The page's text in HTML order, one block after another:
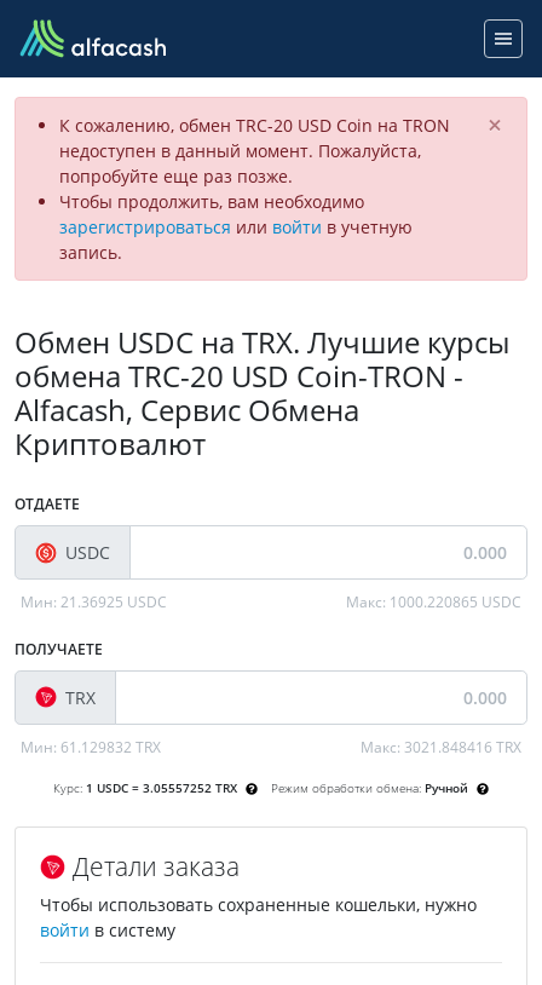
К сожалению, обмен TRC-20 USD Coin на TRON
недоступен в данный момент. Пожалуйста,
попробуйте еще раз позже.
Чтобы продолжить, вам необходимо
зарегистрироваться или войти в учетную
запись.
×
Обмен USDC на TRX. Лучшие курсы
обмена TRC-20 USD Coin-TRON -
Alfacash, Сервис Обмена
Криптовалют
ОТДАЕТЕ
USDC
Мин: 21.36925 USDC Макс: 1000.220865 USDC
ПОЛУЧАЕТЕ
TRX
Мин: 61.129832 TRX Макс: 3021.848416 TRX
Курс: 1 USDC = 3.05557252 TRX Режим обработки обмена: Ручной
Детали заказа
Чтобы использовать сохраненные кошельки, нужно
войти в систему